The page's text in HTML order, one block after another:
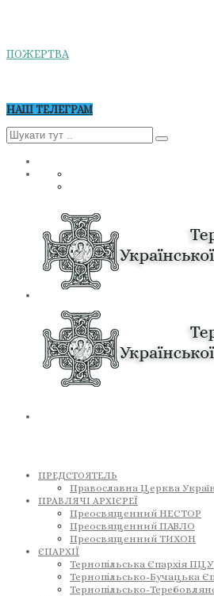
ПОЖЕРТВА
НАШ ТЕЛЕГРАМ
ПРЕДСТОЯТЕЛЬ
Православна Церква
ПРАВЛЯЧІ АРХІЄРЕЇ
Преосвященний НЕСТОР
Преосвященний ПАВЛО
Преосвященний ТИХОН
ЄПАРХІЇ
Тернопільська Єпархія ПЦУ
Тернопільсько-Бучацька
Тернопільсько-